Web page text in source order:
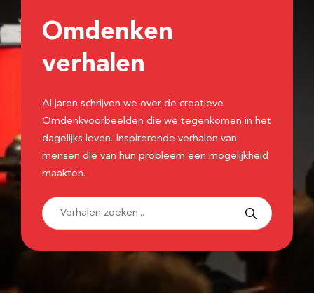
Omdenken
verhalen
Al jaren schrijven we over de creatieve
Omdenkvoorbeelden die we tegenkomen in het
dagelijks leven. Inspirerende verhalen van
mensen die van hun probleem een mogelijkheid
maakten.